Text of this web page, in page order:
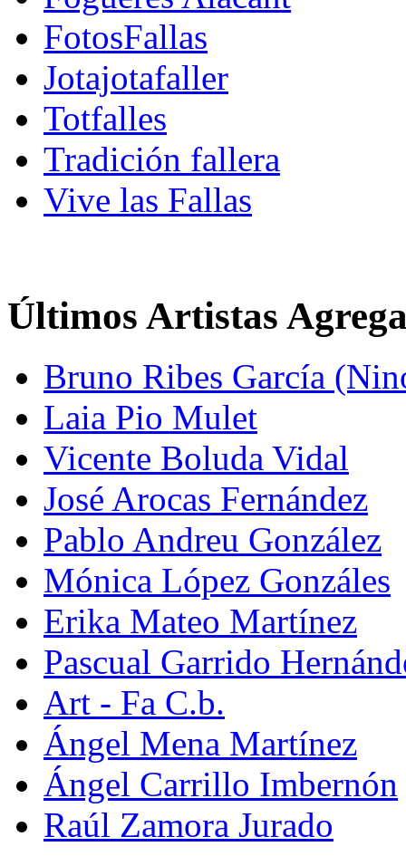
FotosFallas
Jotajotafaller
Totfalles
Tradición fallera
Vive las Fallas
Últimos Artistas
Bruno Ribes García
Laia Pio Mulet
Vicente Boluda Vidal
José Arocas Fernández
Pablo Andreu González
Mónica López Gonzáles
Erika Mateo Martínez
Pascual Garrido
Art - Fa C.b.
Ángel Mena Martínez
Ángel Carrillo Imbernón
Raúl Zamora Jurado